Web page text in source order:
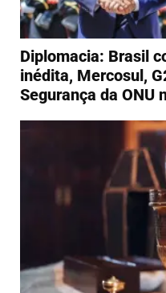
Diplomacia: Brasil
inédita, Mercosul,
Segurança da ONU